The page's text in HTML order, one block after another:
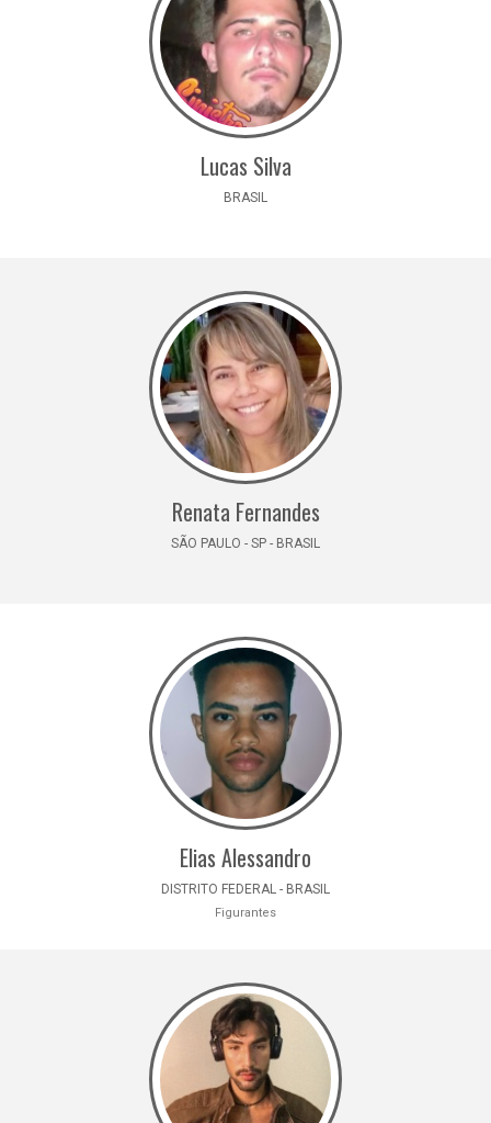
Lucas Silva
BRASIL
Renata Fernandes
SÃO PAULO - SP - BRASIL
Elias Alessandro
DISTRITO FEDERAL - BRASIL
Figurantes